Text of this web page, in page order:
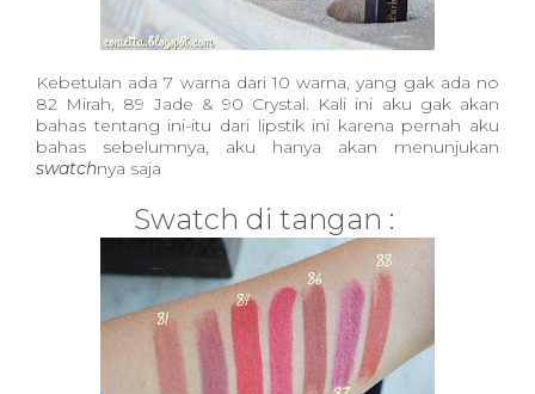
Kebetulan ada 7 warna dari 10 warna, yang gak ada no
82 Mirah, 89 Jade & 90 Crystal. Kali ini aku gak akan
bahas tentang ini-itu dari lipstik ini karena pernah aku
bahas sebelumnya, aku hanya akan menunjukan
swatchnya saja
Swatch di tangan :